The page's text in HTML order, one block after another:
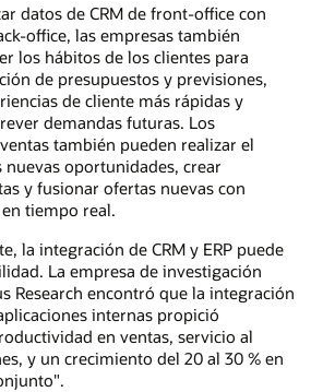
datos de CRM de front-office con
office, las empresas también
los hábitos de los clientes para
de presupuestos y previsiones,
de cliente más rápidas y
demandas futuras. Los
también pueden realizar el
oportunidades, crear
y fusionar ofertas nuevas con
tiempo real.
la integración de CRM y ERP puede
La empresa de investigación
Research encontró que la integración
internas propició
en ventas, servicio al
y un crecimiento del 20 al 30 % en